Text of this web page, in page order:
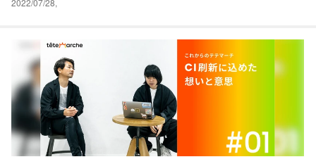
2022/07/28,